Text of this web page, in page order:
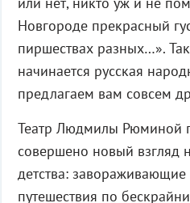
Новгороде прекрасный
пиршествах разных…».
начинается русская
предлагаем вам совсем
Театр Людмилы Рюминой
совершено новый взгляд
детства: завораживающие
путешествия по